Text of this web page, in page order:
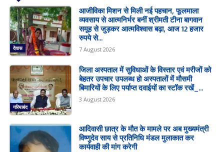
देवास
आजीविका मिशन से मिली नई पहचान, फूलमाला
व्यवसाय से आत्मनिर्भर बनीं श्रीमती टीना बागवान
समूह से जुड़कर आत्मविश्वास बढ़ा, आज 12 हजार
रुपये से...
7 August 2026
गरियाबंद
जिला अस्पताल में सुविधाओं के विस्तार एवं मरीजों को
बेहतर उपचार उपलब्ध हो अस्पतालों में मौसमी
बिमारियों के लिए पर्याप्त दवाईयों का स्टॉक रखें_...
3 August 2026
आदिवासी छात्र के मौत के मामले पर अब मुख्यमंत्री
विष्णुदेव साय से प्रतिनिधि मंडल मुलाकात कर
कार्यवाही की मांग करेगी